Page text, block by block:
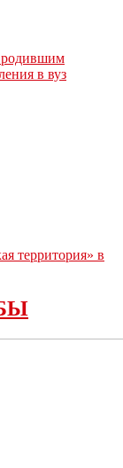
в вуз
территория» в